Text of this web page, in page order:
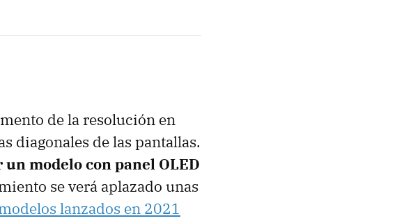
de la resolución en
diagonales de las pantallas.
un modelo con panel OLED
se verá aplazado unas
lanzados en 2021